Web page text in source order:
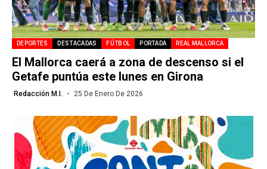
DEPORTES DESTACADAS FÚTBOL PORTADA REAL MALLORCA
El Mallorca caerá a zona de descenso si el
Getafe puntúa este lunes en Girona
Redacción M.I. 25 De Enero De 2026